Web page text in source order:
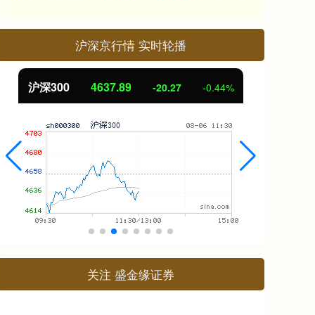
沪深京行情 实时轮播
北证50 1115.17 -4.29 -0.38%
关注 盛金缘证券